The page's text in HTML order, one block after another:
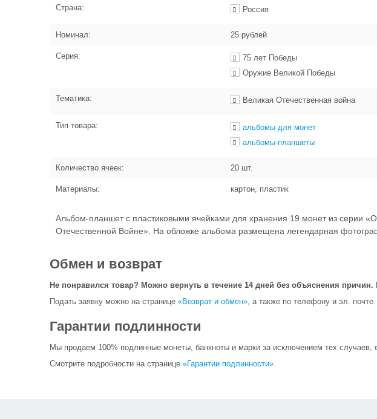
Страна: Россия
Номинал: 25 рублей
Серия:
75 лет Победы
Оружие Великой Победы
Тематика: Великая Отечественная война
Тип товара:
альбомы для монет
альбомы-планшеты
Количество ячеек: 20 шт.
Материалы: картон, пластик
Альбом-планшет с пластиковыми ячейками для хранения 19 монет из серии
Отечественной Войне». На обложке альбома размещена легендарная
Обмен и возврат
Не понравился товар? Можно вернуть в течение 14 дней без объяснения причин.
Подать заявку можно на странице «Возврат и обмен», а также по телефону и эл. почте.
Гарантии подлинности
Мы продаем 100% подлинные монеты, банкноты и марки за исключением тех случаев,
Смотрите подробности на странице «Гарантии подлинности».